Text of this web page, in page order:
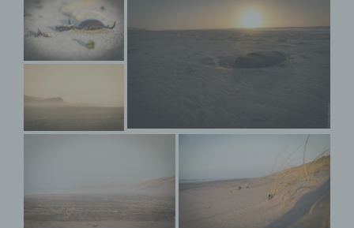
Auslesen, das Abfragen, die Verwendung, die
Offenlegung durch Übermittlung, Verbreitung oder eine
andere Form der Bereitstellung, den Abgleich oder die
Verknüpfung, die Einschränkung, das Löschen oder die
Vernichtung.
gespeicherter personenbezogener Daten mit dem Ziel,
ihre künftige Verarbeitung einzuschränken.